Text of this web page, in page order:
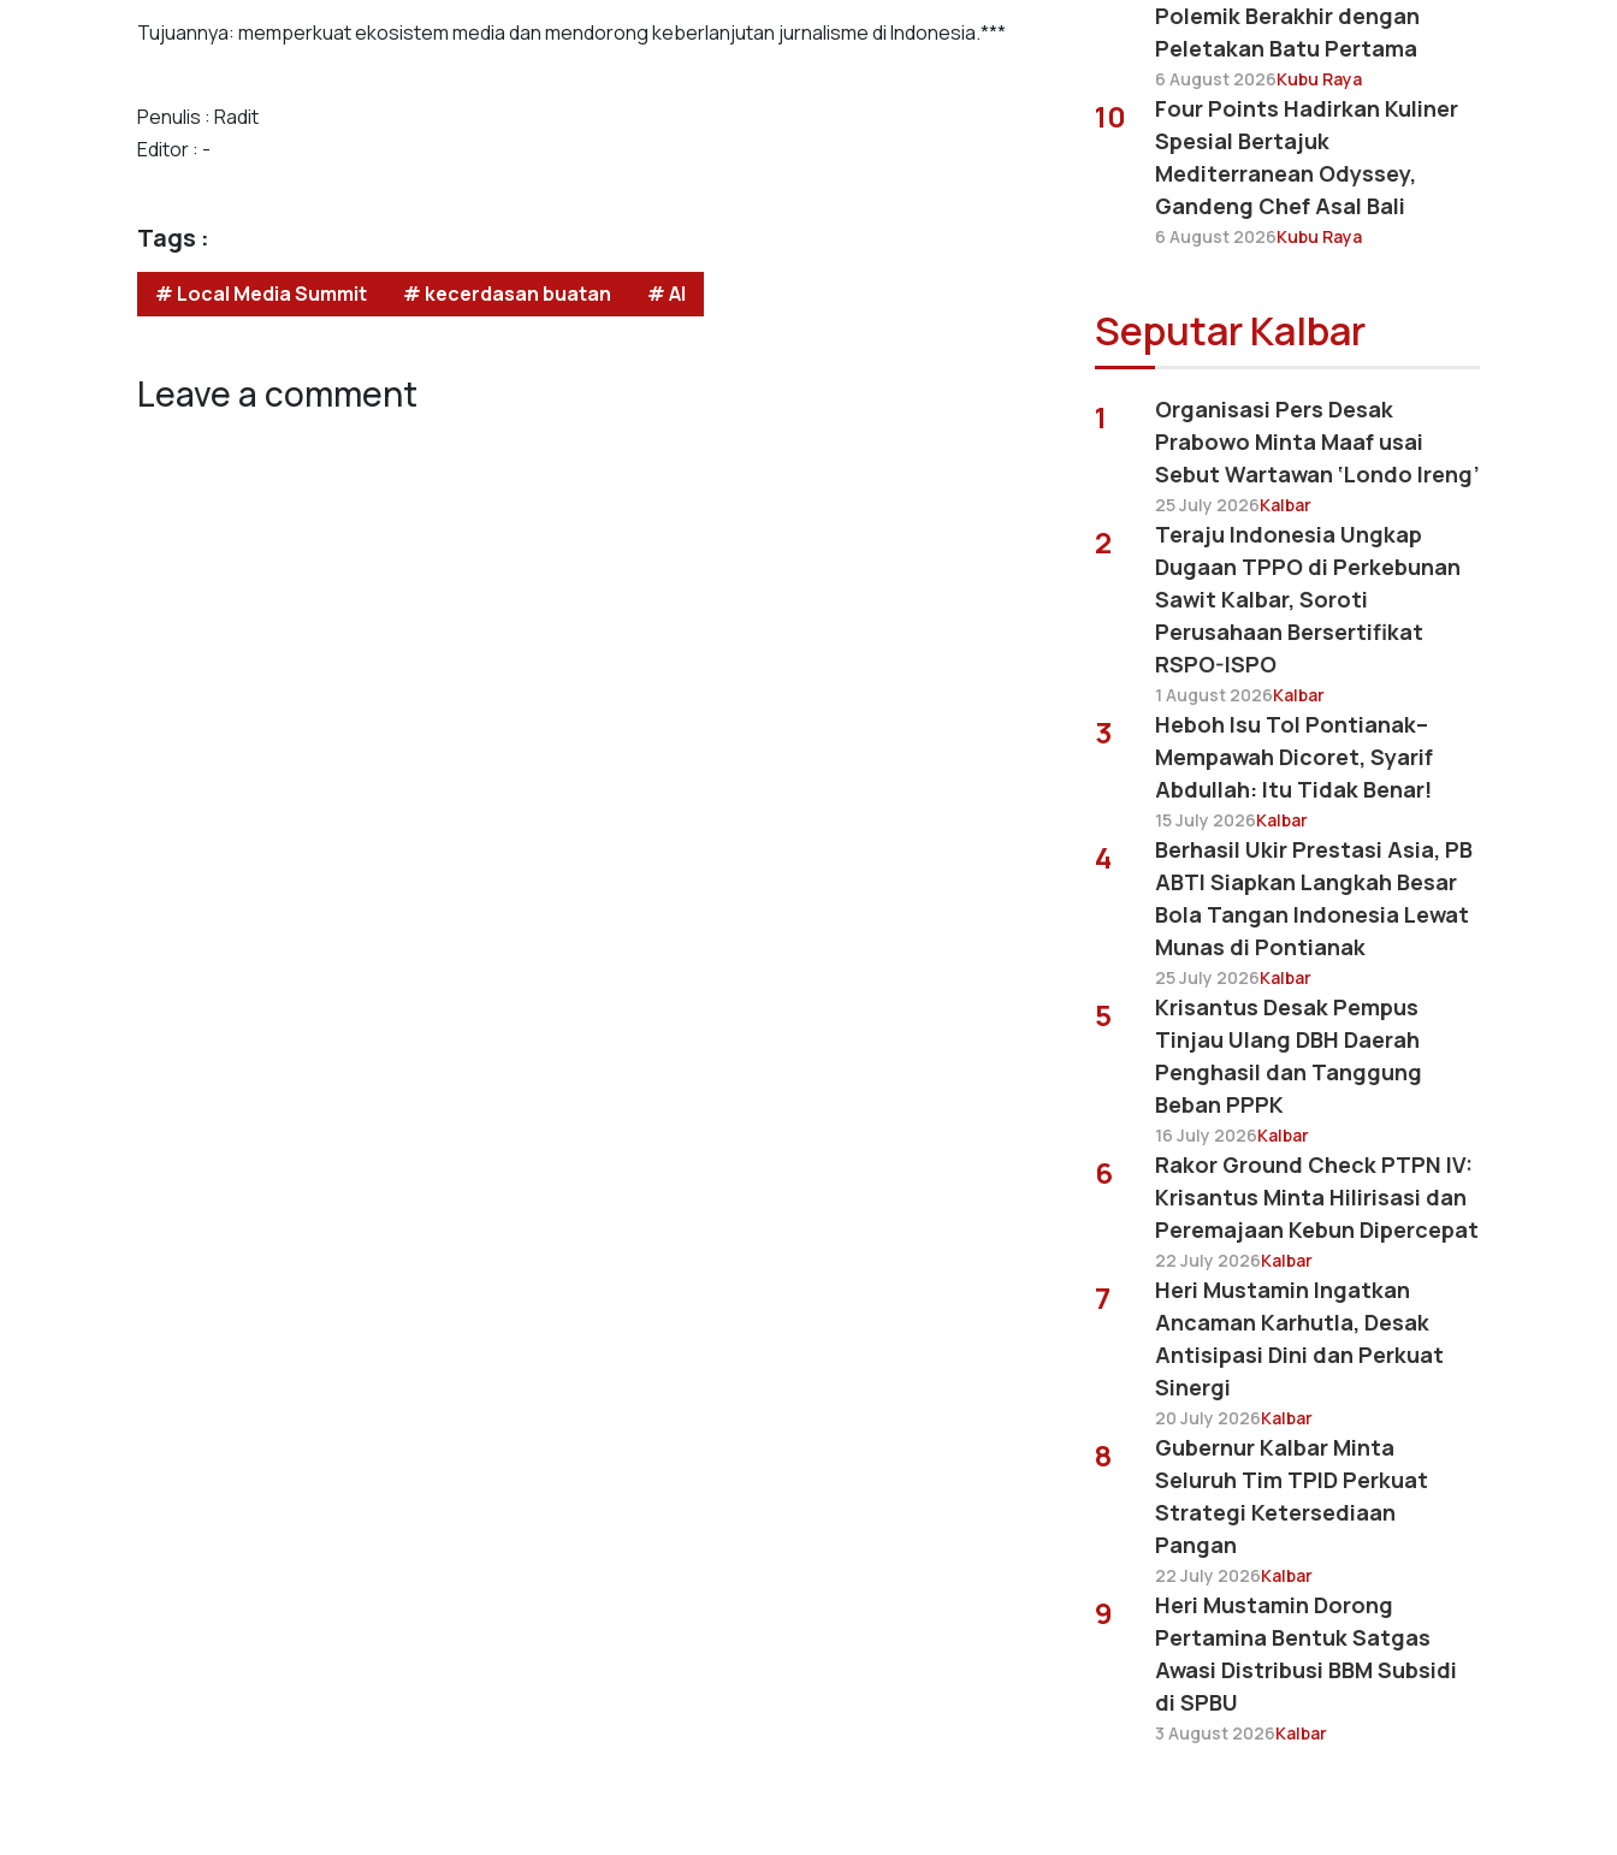
Tujuannya: memperkuat ekosistem media dan mendorong keberlanjutan jurnalisme di Indonesia.***
Penulis : Radit
Editor : -
Tags :
# Local Media Summit # kecerdasan buatan # AI
Leave a comment
Polemik Berakhir dengan
Peletakan Batu Pertama
6 August 2026Kubu Raya
10
Four Points Hadirkan Kuliner
Spesial Bertajuk
Mediterranean Odyssey,
Gandeng Chef Asal Bali
6 August 2026Kubu Raya
Seputar Kalbar
1
Organisasi Pers Desak
Prabowo Minta Maaf usai
Sebut Wartawan ‘Londo Ireng’
25 July 2026Kalbar
2
Teraju Indonesia Ungkap
Dugaan TPPO di Perkebunan
Sawit Kalbar, Soroti
Perusahaan Bersertifikat
RSPO-ISPO
1 August 2026Kalbar
3
Heboh Isu Tol Pontianak–
Mempawah Dicoret, Syarif
Abdullah: Itu Tidak Benar!
15 July 2026Kalbar
4
Berhasil Ukir Prestasi Asia, PB
ABTI Siapkan Langkah Besar
Bola Tangan Indonesia Lewat
Munas di Pontianak
25 July 2026Kalbar
5
Krisantus Desak Pempus
Tinjau Ulang DBH Daerah
Penghasil dan Tanggung
Beban PPPK
16 July 2026Kalbar
6
Rakor Ground Check PTPN IV:
Krisantus Minta Hilirisasi dan
Peremajaan Kebun Dipercepat
22 July 2026Kalbar
7
Heri Mustamin Ingatkan
Ancaman Karhutla, Desak
Antisipasi Dini dan Perkuat
Sinergi
20 July 2026Kalbar
8
Gubernur Kalbar Minta
Seluruh Tim TPID Perkuat
Strategi Ketersediaan
Pangan
22 July 2026Kalbar
9
Heri Mustamin Dorong
Pertamina Bentuk Satgas
Awasi Distribusi BBM Subsidi
di SPBU
3 August 2026Kalbar